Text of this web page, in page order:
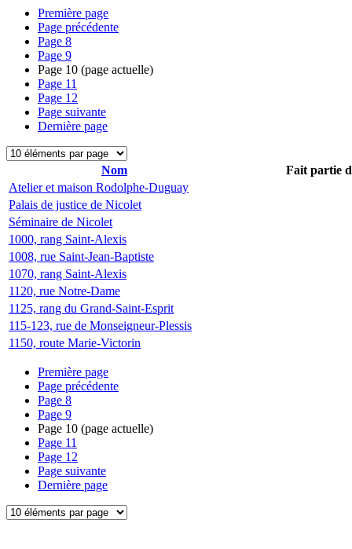
Première page
Page précédente
Page 8
Page 9
Page 10 (page actuelle)
Page 11
Page 12
Page suivante
Dernière page
Nom
Fait partie
Atelier et maison Rodolphe-Duguay
Palais de justice de Nicolet
Séminaire de Nicolet
1000, rang Saint-Alexis
1008, rue Saint-Jean-Baptiste
1070, rang Saint-Alexis
1120, rue Notre-Dame
1125, rang du Grand-Saint-Esprit
115-123, rue de Monseigneur-Plessis
1150, route Marie-Victorin
Première page
Page précédente
Page 8
Page 9
Page 10 (page actuelle)
Page 11
Page 12
Page suivante
Dernière page